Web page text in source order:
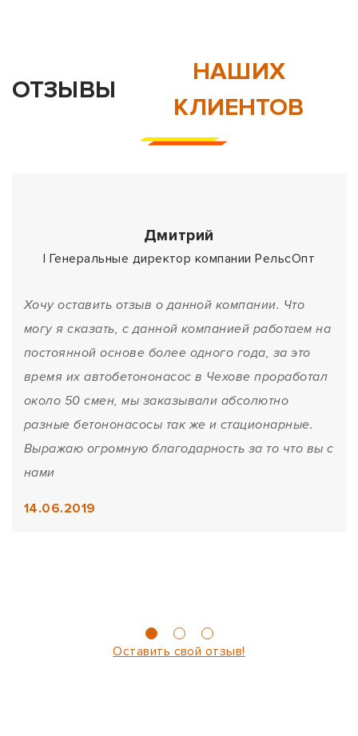
ОТЗЫВЫ
НАШИХ
КЛИЕНТОВ
Дмитрий
| Генеральные директор компании РельсОпт
Хочу оставить отзыв о данной компании. Что
могу я сказать, с данной компанией работаем на
постоянной основе более одного года, за это
время их автобетононасос в Чехове проработал
около 50 смен, мы заказывали абсолютно
разные бетононасосы так же и стационарные.
Выражаю огромную благодарность за то что вы с
нами
14.06.2019
Оставить свой отзыв!